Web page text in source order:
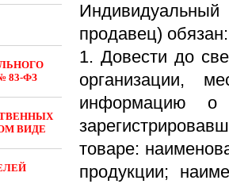
83-ФЗ
ВИДЕ
Индивидуальный
продавец) обязан:
1. Довести до
организации,
информацию о
товаре:
продукции;